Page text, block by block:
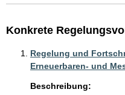
Konkrete
Regelung und
Erneuerbaren- und
Beschreibung: